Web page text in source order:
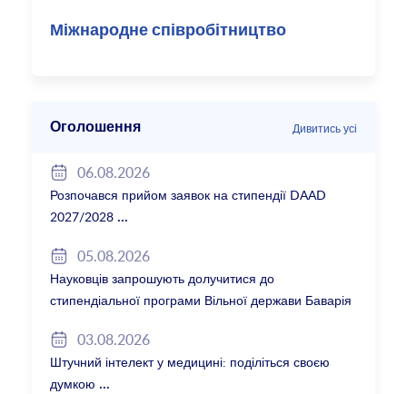
Міжнародне співробітництво
Оголошення Дивитись усі
06.08.2026
Розпочався прийом заявок на стипендії DAAD
2027/2028
05.08.2026
Науковців запрошують долучитися до
стипендіальної програми Вільної держави Баварія
03.08.2026
Штучний інтелект у медицині: поділіться своєю
думкою